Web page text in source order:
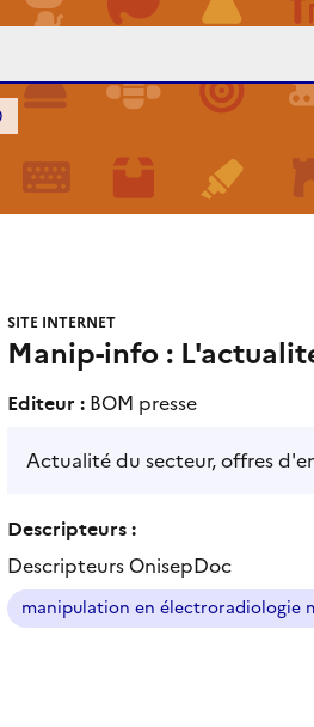
SITE INTERNET
Manip-info :
Editeur : BOM presse
Actualité du secteur, offres
Descripteurs :
Descripteurs OnisepDoc
manipulation en électroradiologie